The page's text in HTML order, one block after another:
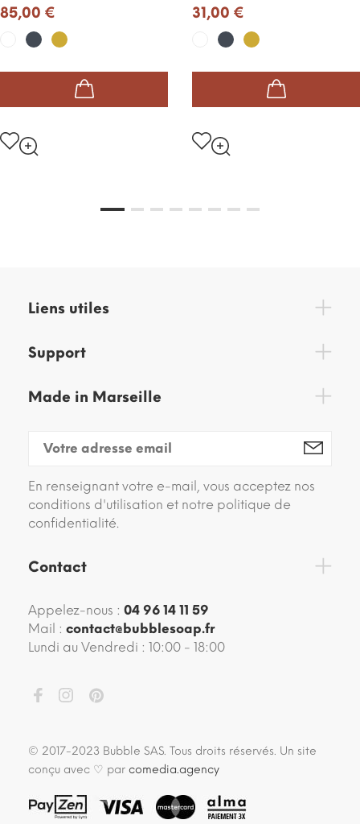
85,00 €
BlancNoirOr
31,00 €
BlancNoirOr
Liens utiles
Support
Made in Marseille
En renseignant votre e-mail, vous acceptez nos
conditions d'utilisation et notre politique de
confidentialité.
Contact
Appelez-nous : 04 96 14 11 59
Mail : contact@bubblesoap.fr
Lundi au Vendredi : 10:00 - 18:00
© 2017-2023 Bubble SAS. Tous droits réservés. Un site
conçu avec ♡ par comedia.agency